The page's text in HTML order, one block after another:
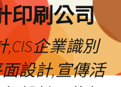
印刷公司
企業識別
設計,宣傳活